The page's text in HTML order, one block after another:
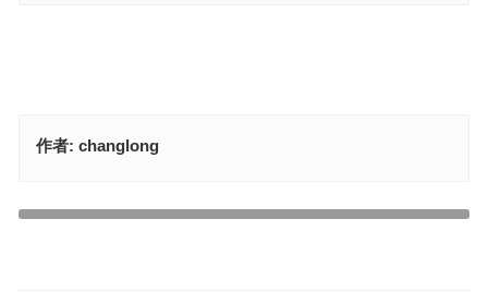
作者: changlong
语解释